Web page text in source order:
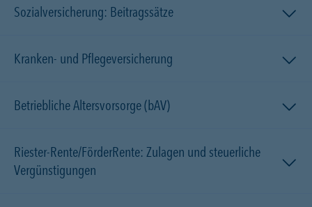
Sozialversicherung: Beitragssätze
Kranken- und Pflegeversicherung
Betriebliche Altersvorsorge (bAV)
Riester-Rente/FörderRente: Zulagen und steuerliche
Vergünstigungen